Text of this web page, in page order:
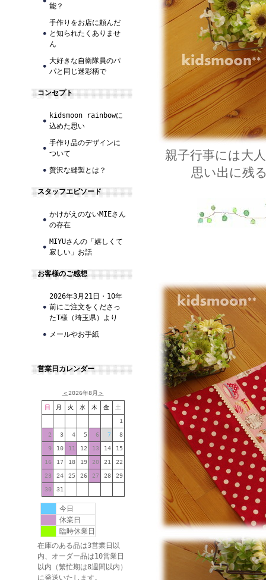
能？
手作りをお店に頼んだ
と知られたくありませ
ん
大好きな自衛隊員のパ
パと同じ迷彩柄で
コンセプト
kidsmoon rainbowに
込めた思い
手作り品のデザインに
ついて
贅沢な縫製とは？
スタッフエピソード
かけがえのないMIEさん
の存在
MIYUさんの「嬉しくて
寂しい」お話
お客様のご感想
2026年3月21日・10年
前にご注文をくださっ
たT様（埼玉県）より
メールやお手紙
営業日カレンダー
＜2026年8月 ＞
日 月 火 水 木 金 土
1
2 3 4 5 6 7 8
9 10 11 12 13 14 15
16 17 18 19 20 21 22
23 24 25 26 27 28 29
30 31
今日
休業日
臨時休業日
在庫のある品は3営業日以
内、オーダー品は10営業日
以内（繁忙期は8週間以内）
に発送いたします。
親子行事には大
思い出に残